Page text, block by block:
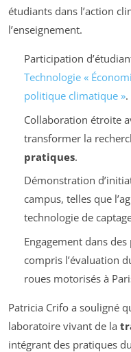
étudiants dans l’action
l’enseignement.
Participation
Technologie «
politique climatique ».
Collaboration étroite
transformer la
pratiques.
Démonstration
campus, telles que
technologie de
Engagement dans
compris l’évaluation
roues motorisés à
Patricia Crifo a souligné
laboratoire vivant de la
intégrant des pratiques